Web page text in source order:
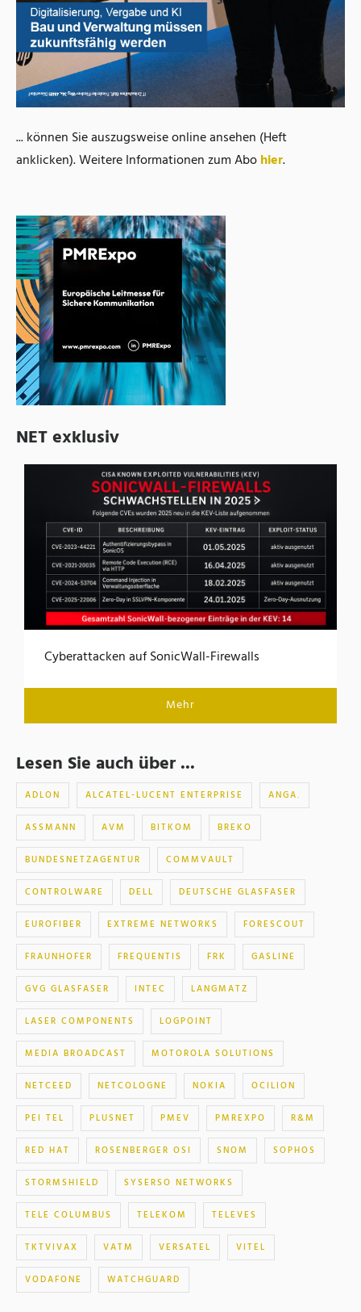
... können Sie auszugsweise online ansehen (Heft
anklicken). Weitere Informationen zum Abohier.
NET exklusiv
Cyberattacken auf SonicWall-Firewalls
Mehr
Lesen Sie auch über ...
ADLON ALCATEL-LUCENT ENTERPRISE ANGA.
ASSMANN AVM BITKOM BREKO
BUNDESNETZAGENTUR COMMVAULT
CONTROLWARE DELL DEUTSCHE GLASFASER
EUROFIBER EXTREME NETWORKS FORESCOUT
FRAUNHOFER FREQUENTIS FRK GASLINE
GVG GLASFASER INTEC LANGMATZ
LASER COMPONENTS LOGPOINT
MEDIA BROADCAST MOTOROLA SOLUTIONS
NETCEED NETCOLOGNE NOKIA OCILION
PEI TEL PLUSNET PMEV PMREXPO R&M
RED HAT ROSENBERGER OSI SNOM SOPHOS
STORMSHIELD SYSERSO NETWORKS
TELE COLUMBUS TELEKOM TELEVES
TKTVIVAX VATM VERSATEL VITEL
VODAFONE WATCHGUARD